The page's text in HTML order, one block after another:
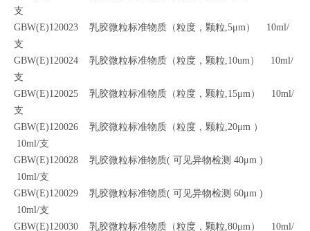
支
GBW(E)120023 乳胶微粒标准物质（粒度，颗粒,5μm） 10ml/
支
GBW(E)120024 乳胶微粒标准物质（粒度，颗粒,10um） 10ml/
支
GBW(E)120025 乳胶微粒标准物质（粒度，颗粒,15μm） 10ml/
支
GBW(E)120026 乳胶微粒标准物质（粒度，颗粒,20μm ）
10ml/支
GBW(E)120028 乳胶微粒标准物质( 可见异物检测 40μm )
10ml/支
GBW(E)120029 乳胶微粒标准物质( 可见异物检测 60μm )
10ml/支
GBW(E)120030 乳胶微粒标准物质（粒度，颗粒,80μm） 10ml/